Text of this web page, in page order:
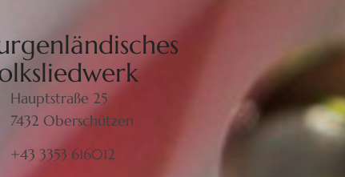
Hauptstraße 25
7432 Oberschützen
+43 3353 616012